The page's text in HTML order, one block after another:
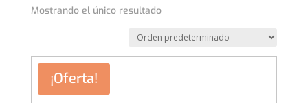
Mostrando el único resultado
¡Oferta!